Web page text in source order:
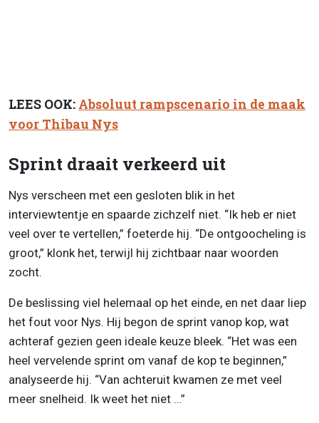
LEES OOK: Absoluut rampscenario in de maak
voor Thibau Nys
Sprint draait verkeerd uit
Nys verscheen met een gesloten blik in het
interviewtentje en spaarde zichzelf niet. “Ik heb er niet
veel over te vertellen,” foeterde hij. “De ontgoocheling is
groot,” klonk het, terwijl hij zichtbaar naar woorden
zocht.
De beslissing viel helemaal op het einde, en net daar liep
het fout voor Nys. Hij begon de sprint vanop kop, wat
achteraf gezien geen ideale keuze bleek. “Het was een
heel vervelende sprint om vanaf de kop te beginnen,”
analyseerde hij. “Van achteruit kwamen ze met veel
meer snelheid. Ik weet het niet …”